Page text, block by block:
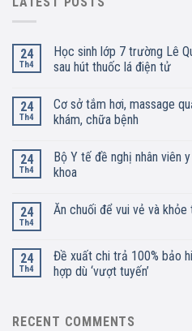
24
Th4
Học sinh lớp 7 trường Lê
sau hút thuốc lá điện tử
24
Th4
Cơ sở tắm hơi, massage
khám, chữa bệnh
24
Th4
Bộ Y tế đề nghị nhân viên
khoa
24
Th4
Ăn chuối để vui vẻ và khỏe
24
Th4
Đề xuất chi trả 100% bảo
hợp dù ‘vượt tuyến’
RECENT COMMENTS